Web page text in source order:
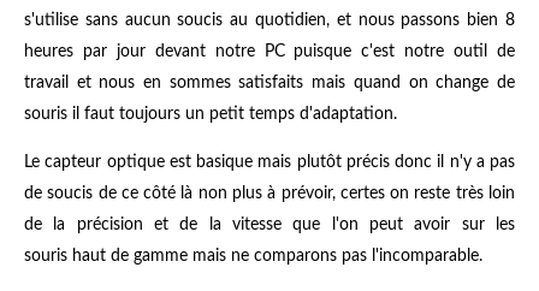
s'utilise sans aucun soucis au quotidien, et nous passons bien 8
heures par jour devant notre PC puisque c'est notre outil de
travail et nous en sommes satisfaits mais quand on change de
souris il faut toujours un petit temps d'adaptation.
Le capteur optique est basique mais plutôt précis donc il n'y a pas
de soucis de ce côté là non plus à prévoir, certes on reste très loin
de la précision et de la vitesse que l'on peut avoir sur les
souris haut de gamme mais ne comparons pas l'incomparable.